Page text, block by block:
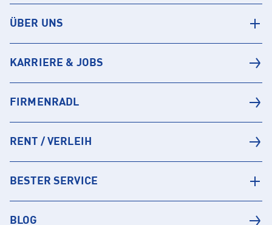
ÜBER UNS
KARRIERE & JOBS
FIRMENRADL
RENT / VERLEIH
BESTER SERVICE
BLOG